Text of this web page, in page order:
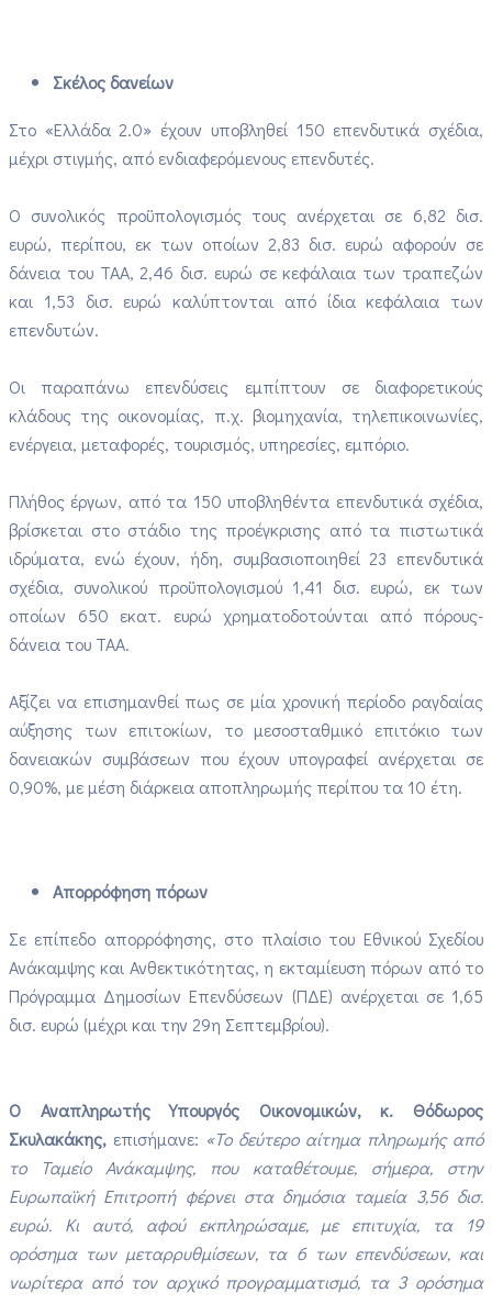
Σκέλος δανείων
Στο «Ελλάδα 2.0» έχουν υποβληθεί 150 επενδυτικά σχέδια,
μέχρι στιγμής, από ενδιαφερόμενους επενδυτές.
Ο συνολικός προϋπολογισμός τους ανέρχεται σε 6,82 δισ.
ευρώ, περίπου, εκ των οποίων 2,83 δισ. ευρώ αφορούν σε
δάνεια του ΤΑΑ, 2,46 δισ. ευρώ σε κεφάλαια των τραπεζών
και 1,53 δισ. ευρώ καλύπτονται από ίδια κεφάλαια των
επενδυτών.
Οι παραπάνω επενδύσεις εμπίπτουν σε διαφορετικούς
κλάδους της οικονομίας, π.χ. βιομηχανία, τηλεπικοινωνίες,
ενέργεια, μεταφορές, τουρισμός, υπηρεσίες, εμπόριο.
Πλήθος έργων, από τα 150 υποβληθέντα επενδυτικά σχέδια,
βρίσκεται στο στάδιο της προέγκρισης από τα πιστωτικά
ιδρύματα, ενώ έχουν, ήδη, συμβασιοποιηθεί 23 επενδυτικά
σχέδια, συνολικού προϋπολογισμού 1,41 δισ. ευρώ, εκ των
οποίων 650 εκατ. ευρώ χρηματοδοτούνται από πόρους-
δάνεια του ΤΑΑ.
Αξίζει να επισημανθεί πως σε μία χρονική περίοδο ραγδαίας
αύξησης των επιτοκίων, το μεσοσταθμικό επιτόκιο των
δανειακών συμβάσεων που έχουν υπογραφεί ανέρχεται σε
0,90%, με μέση διάρκεια αποπληρωμής περίπου τα 10 έτη.
Απορρόφηση πόρων
Σε επίπεδο απορρόφησης, στο πλαίσιο του Εθνικού Σχεδίου
Ανάκαμψης και Ανθεκτικότητας, η εκταμίευση πόρων από το
Πρόγραμμα Δημοσίων Επενδύσεων (ΠΔΕ) ανέρχεται σε 1,65
δισ. ευρώ (μέχρι και την 29η Σεπτεμβρίου).
Ο Αναπληρωτής Υπουργός Οικονομικών, κ. Θόδωρος
Σκυλακάκης, επισήμανε: «Το δεύτερο αίτημα πληρωμής από
το Ταμείο Ανάκαμψης, που καταθέτουμε, σήμερα, στην
Ευρωπαϊκή Επιτροπή φέρνει στα δημόσια ταμεία 3,56 δισ.
ευρώ. Κι αυτό, αφού εκπληρώσαμε, με επιτυχία, τα 19
ορόσημα των μεταρρυθμίσεων, τα 6 των επενδύσεων, και
νωρίτερα από τον αρχικό προγραμματισμό, τα 3 ορόσημα